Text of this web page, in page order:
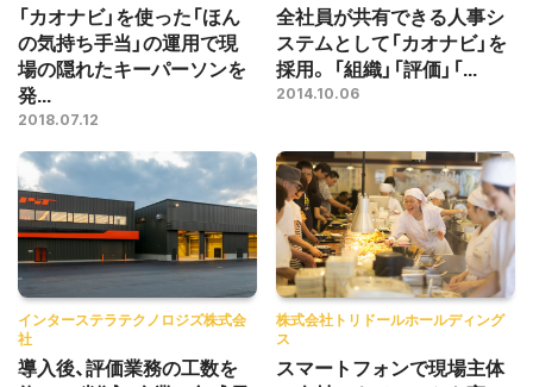
「カオナビ」を使った「ほん
の気持ち手当」の運用で現
場の隠れたキーパーソンを
発...
2018.07.12
全社員が共有できる人事シ
ステムとして「カオナビ」を
採用。 「組織」「評価」「...
2014.10.06
インターステラテクノロジズ株式会
社
導入後、評価業務の工数を
株式会社トリドールホールディング
ス
スマートフォンで現場主体